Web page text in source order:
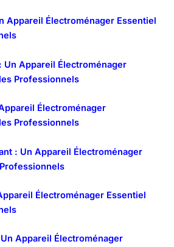
Appareil Électroménager Essentiel
Un Appareil Électroménager
Professionnels
Électroménager
Professionnels
: Un Appareil Électroménager
Électroménager Essentiel
Appareil Électroménager